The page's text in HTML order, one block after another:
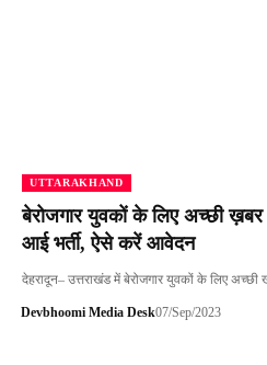
UTTARAKHAND
बेरोजगार युवकों के लिए अच्छी
आई भर्ती, ऐसे करें आवेदन
देहरादून– उत्तराखंड में बेरोजगार युवकों के लिए
Devbhoomi Media Desk07/Sep/2023